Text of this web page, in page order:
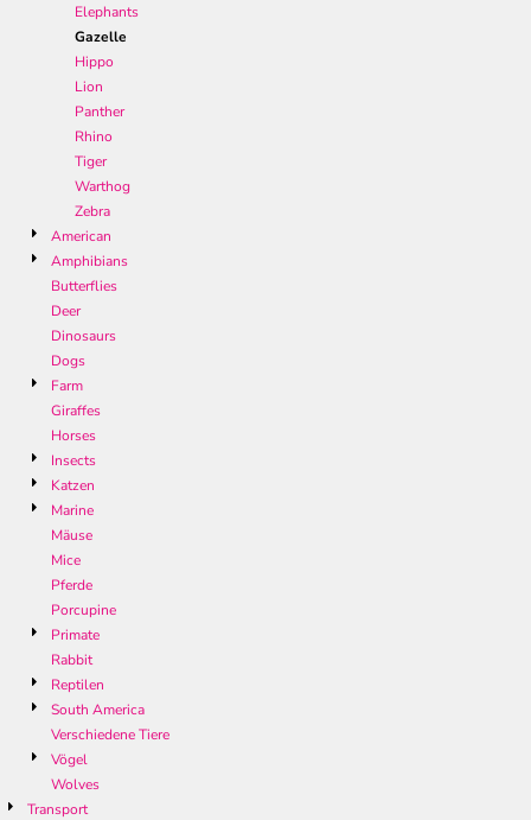
Elephants
Gazelle
Hippo
Lion
Panther
Rhino
Tiger
Warthog
Zebra
American
Amphibians
Butterflies
Deer
Dinosaurs
Dogs
Farm
Giraffes
Horses
Insects
Katzen
Marine
Mäuse
Mice
Pferde
Porcupine
Primate
Rabbit
Reptilen
South America
Verschiedene Tiere
Vögel
Wolves
Transport